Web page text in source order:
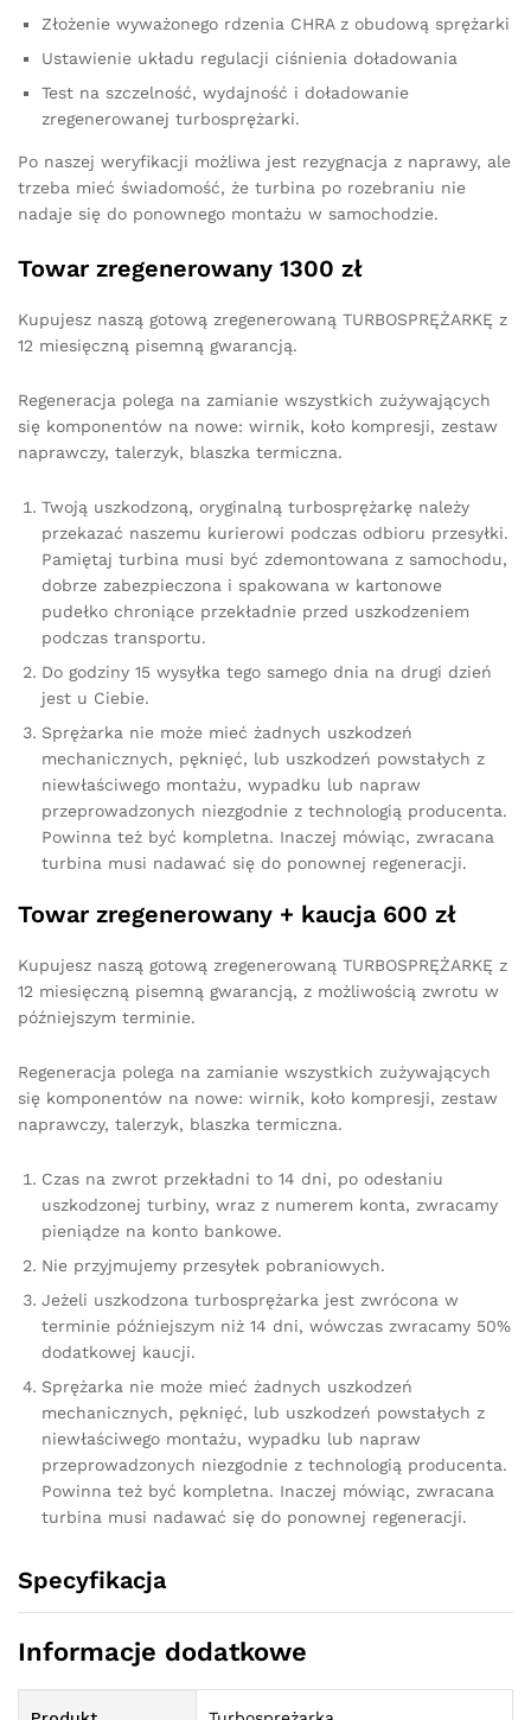
Złożenie wyważonego rdzenia CHRA z obudową sprężarki
Ustawienie układu regulacji ciśnienia doładowania
Test na szczelność, wydajność i doładowanie
zregenerowanej turbosprężarki.
Po naszej weryfikacji możliwa jest rezygnacja z naprawy, ale
trzeba mieć świadomość, że turbina po rozebraniu nie
nadaje się do ponownego montażu w samochodzie.
Towar zregenerowany 1300 zł
Kupujesz naszą gotową zregenerowaną TURBOSPRĘŻARKĘ z
12 miesięczną pisemną gwarancją.
Regeneracja polega na zamianie wszystkich zużywających
się komponentów na nowe: wirnik, koło kompresji, zestaw
naprawczy, talerzyk, blaszka termiczna.
Twoją uszkodzoną, oryginalną turbosprężarkę należy
przekazać naszemu kurierowi podczas odbioru przesyłki.
Pamiętaj turbina musi być zdemontowana z samochodu,
dobrze zabezpieczona i spakowana w kartonowe
pudełko chroniące przekładnie przed uszkodzeniem
podczas transportu.
Do godziny 15 wysyłka tego samego dnia na drugi dzień
jest u Ciebie.
Sprężarka nie może mieć żadnych uszkodzeń
mechanicznych, pęknięć, lub uszkodzeń powstałych z
niewłaściwego montażu, wypadku lub napraw
przeprowadzonych niezgodnie z technologią producenta.
Powinna też być kompletna. Inaczej mówiąc, zwracana
turbina musi nadawać się do ponownej regeneracji.
Towar zregenerowany + kaucja 600 zł
Kupujesz naszą gotową zregenerowaną TURBOSPRĘŻARKĘ z
12 miesięczną pisemną gwarancją, z możliwością zwrotu w
późniejszym terminie.
Regeneracja polega na zamianie wszystkich zużywających
się komponentów na nowe: wirnik, koło kompresji, zestaw
naprawczy, talerzyk, blaszka termiczna.
Czas na zwrot przekładni to 14 dni, po odesłaniu
uszkodzonej turbiny, wraz z numerem konta, zwracamy
pieniądze na konto bankowe.
Nie przyjmujemy przesyłek pobraniowych.
Jeżeli uszkodzona turbosprężarka jest zwrócona w
terminie późniejszym niż 14 dni, wówczas zwracamy 50%
dodatkowej kaucji.
Sprężarka nie może mieć żadnych uszkodzeń
mechanicznych, pęknięć, lub uszkodzeń powstałych z
niewłaściwego montażu, wypadku lub napraw
przeprowadzonych niezgodnie z technologią producenta.
Powinna też być kompletna. Inaczej mówiąc, zwracana
turbina musi nadawać się do ponownej regeneracji.
Specyfikacja
Informacje dodatkowe